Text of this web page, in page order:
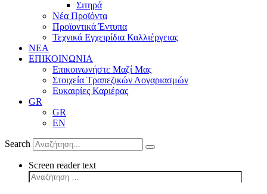
Σιτηρά
Νέα Προϊόντα
Προϊοντικά Έντυπα
Τεχνικά Εγχειρίδια Καλλιέργειας
ΝΕΑ
ΕΠΙΚΟΙΝΩΝΙΑ
Επικοινωνήστε Μαζί Μας
Στοιχεία Τραπεζικών Λογαριασμών
Ευκαιρίες Καριέρας
GR
GR
EN
Search
Screen reader text